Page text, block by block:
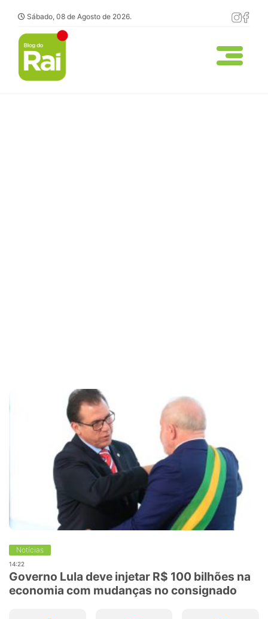
Sábado, 08 de Agosto de 2026.
Notícias
14:22
Governo Lula deve injetar R$ 100 bilhões na
economia com mudanças no consignado